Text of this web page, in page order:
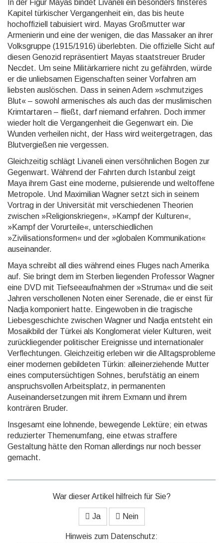
In der Figur Mayas bindet Livaneli ein besonders finsteres
Kapitel türkischer Vergangenheit ein, das bis heute
hochoffiziell tabuisiert wird. Mayas Großmutter war
Armenierin und eine der wenigen, die das Mas­sa­ker an ihrer
Volksgruppe (1915/1916) überlebten. Die offizielle Sicht auf
diesen Genozid repräsen­tiert Mayas staatstreuer Bru­der
Necdet. Um seine Militärkarriere nicht zu gefährden, würde
er die unlieb­samen Eigenschaften seiner Vorfahren am
liebsten auslöschen. Dass in seinen Adern »schmutziges
Blut« – so­wohl armenisches als auch das der muslimi­schen
Krimtartaren – fließt, darf niemand erfahren. Doch immer
wieder holt die Vergangenheit die Gegenwart ein. Die
Wunden verheilen nicht, der Hass wird wei­ter­ge­tra­gen, das
Blutvergießen nie vergessen.
Gleichzeitig schlägt Livaneli einen versöhnlichen Bogen zur
Gegenwart. Während der Fahrten durch Istan­bul zeigt
Maya ihrem Gast eine moderne, pulsierende und weltoffene
Metropole. Und Maximilian Wagner setzt sich in sei­nem
Vortrag in der Universität mit verschiedenen Theorien
zwischen »Religions­kriegen«, »Kampf der Kulturen«,
»Kampf der Vorurteile«, unterschiedlichen
»Zivilisationsformen« und der »globalen Kommunikation«
auseinander.
Maya schreibt all dies während eines Fluges nach Amerika
auf. Sie bringt dem im Sterben liegenden Pro­fessor Wagner
eine DVD mit Tiefseeaufnahmen der »Struma« und die seit
Jahren verschollenen Noten ei­ner Serenade, die er einst für
Nadja komponiert hatte. Eingewoben in die tragische
Liebesgeschichte zwi­schen Wagner und Nadja ent­steht ein
Mosaikbild der Türkei als Konglomerat vieler Kulturen, weit
zu­rück­liegen­der politischer Ereignisse und internationaler
Verflechtungen. Gleichzeitig erleben wir die All­tags­pro­ble­me
einer modernen gebildeten Türkin: allei­nerziehende Mutter
eines computersüchtigen Sohnes, be­rufs­tätig an einem
anspruchsvollen Arbeitsplatz, in permanenten
Auseinandersetzungen mit ihrem Ex­mann und ihrem
konträren Bruder.
Insgesamt eine lohnende, bewegende Lektüre; ein etwas
reduzierter Themenumfang, eine etwas straffere
Gestaltung hätte den Roman allerdings nur noch besser
gemacht.
War dieser Artikel hilfreich für Sie?
Ja Nein
Hinweis zum Datenschutz: